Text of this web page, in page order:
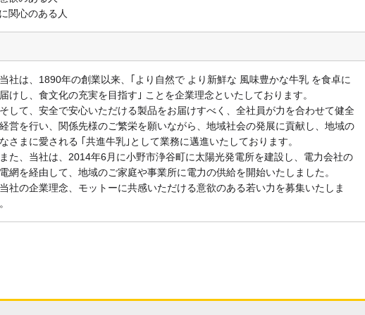
関心のある人
社は、1890年の創業以来、｢より自然で より新鮮な 風味豊かな牛乳 を食卓に
けし、食文化の充実を目指す｣ ことを企業理念といたしております。
して、安全で安心いただける製品をお届けすべく、全社員が力を合わせて健全
営を行い、関係先様のご繁栄を願いながら、地域社会の発展に貢献し、地域の
さまに愛される ｢共進牛乳｣として業務に邁進いたしております。
た、当社は、2014年6月に小野市浄谷町に太陽光発電所を建設し、電力会社の
網を経由して、地域のご家庭や事業所に電力の供給を開始いたしました。
社の企業理念、モットーに共感いただける意欲のある若い力を募集いたしま